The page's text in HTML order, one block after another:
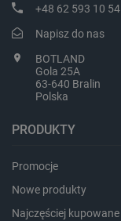
+48 62 593 10 54
Napisz do nas
BOTLAND
Gola 25A
63-640 Bralin
Polska
PRODUKTY
Promocje
Nowe produkty
Najczęściej kupowane